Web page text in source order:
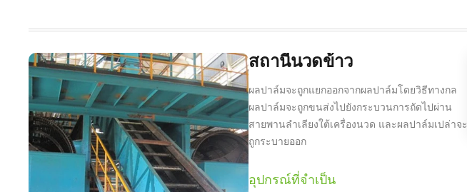
สถานีนวดข้าว
ผลปาล์มจะถูกแยกออกจากผลปาล์มโดยวิธีทางกล
ผลปาล์มจะถูกขนส่งไปยังกระบวนการถัดไปผ่าน
สายพานลำเลียงใต้เครื่องนวด และผลปาล์มเปล่าจะ
ถูกระบายออก
อุปกรณ์ที่จำเป็น